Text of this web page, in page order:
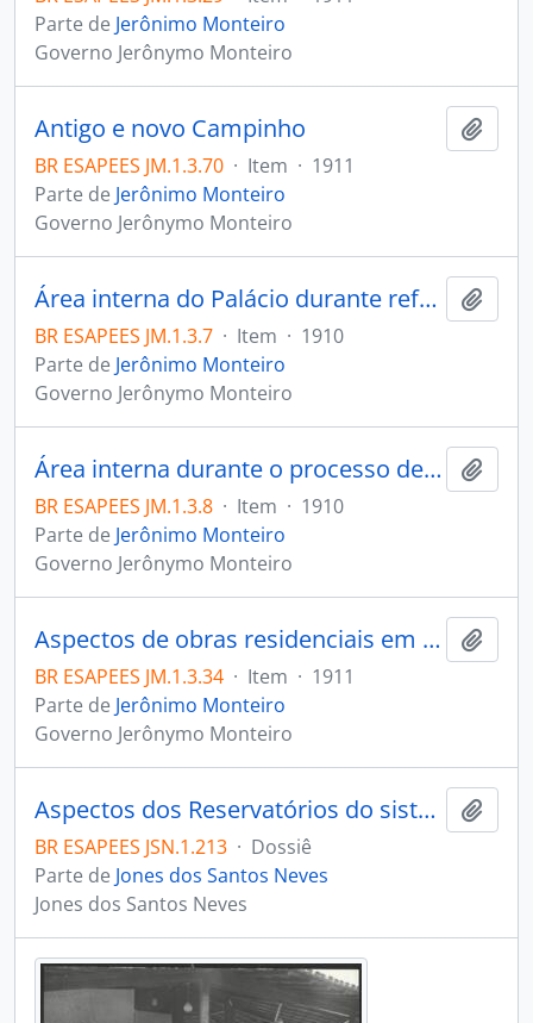
Parte de Jerônimo Monteiro
Governo Jerônymo Monteiro
Antigo e novo Campinho
BR ESAPEES JM.1.3.70 · Item · 1911
Parte de Jerônimo Monteiro
Governo Jerônymo Monteiro
Área interna do Palácio durante reforma do prédio
BR ESAPEES JM.1.3.7 · Item · 1910
Parte de Jerônimo Monteiro
Governo Jerônymo Monteiro
Área interna durante o processo de remodelação
BR ESAPEES JM.1.3.8 · Item · 1910
Parte de Jerônimo Monteiro
Governo Jerônymo Monteiro
Aspectos de obras residenciais em frente ao Quartel Militar
BR ESAPEES JM.1.3.34 · Item · 1911
Parte de Jerônimo Monteiro
Governo Jerônymo Monteiro
Aspectos dos Reservatórios do sistema de abastecimento de água antes da ampliação
BR ESAPEES JSN.1.213 · Dossiê
Parte de Jones dos Santos Neves
Jones dos Santos Neves